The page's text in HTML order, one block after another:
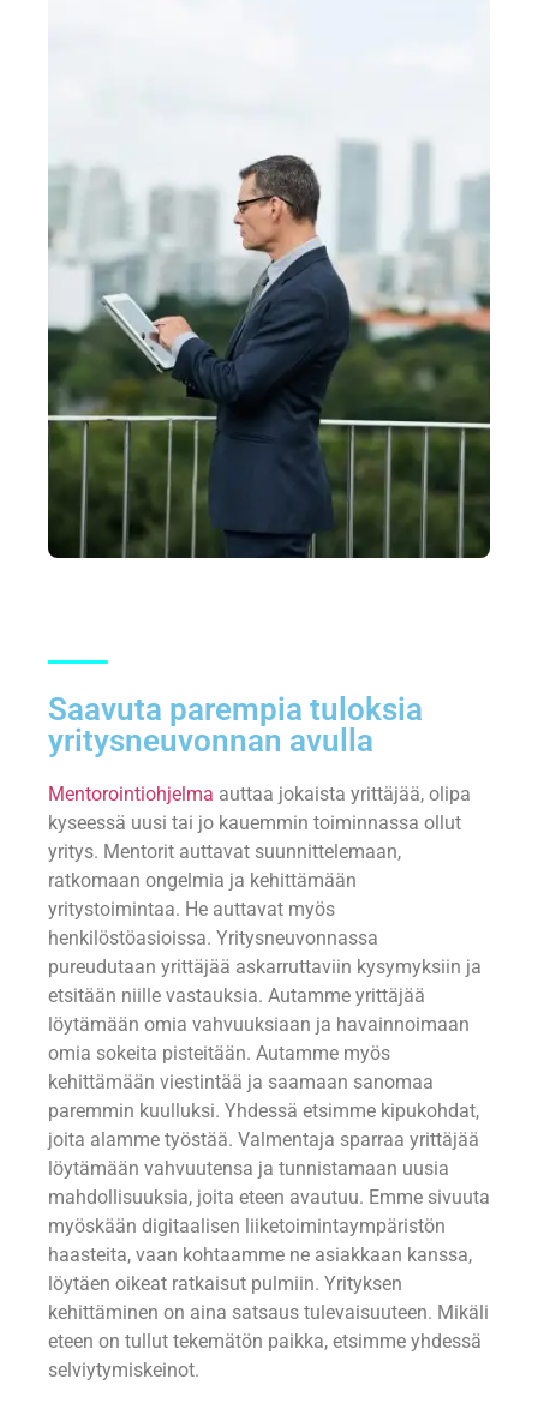
Saavuta parempia tuloksia
yritysneuvonnan avulla
Mentorointiohjelma auttaa jokaista yrittäjää, olipa
kyseessä uusi tai jo kauemmin toiminnassa ollut
yritys. Mentorit auttavat suunnittelemaan,
ratkomaan ongelmia ja kehittämään
yritystoimintaa. He auttavat myös
henkilöstöasioissa. Yritysneuvonnassa
pureudutaan yrittäjää askarruttaviin kysymyksiin ja
etsitään niille vastauksia. Autamme yrittäjää
löytämään omia vahvuuksiaan ja havainnoimaan
omia sokeita pisteitään. Autamme myös
kehittämään viestintää ja saamaan sanomaa
paremmin kuulluksi. Yhdessä etsimme kipukohdat,
joita alamme työstää. Valmentaja sparraa yrittäjää
löytämään vahvuutensa ja tunnistamaan uusia
mahdollisuuksia, joita eteen avautuu. Emme sivuuta
myöskään digitaalisen liiketoimintaympäristön
haasteita, vaan kohtaamme ne asiakkaan kanssa,
löytäen oikeat ratkaisut pulmiin. Yrityksen
kehittäminen on aina satsaus tulevaisuuteen. Mikäli
eteen on tullut tekemätön paikka, etsimme yhdessä
selviytymiskeinot.